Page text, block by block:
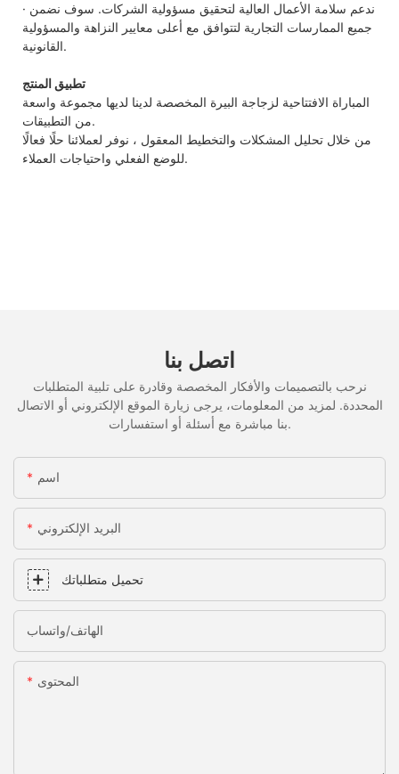
· ندعم سلامة الأعمال العالية لتحقيق مسؤولية الشركات. سوف نضمن
جميع الممارسات التجارية لتتوافق مع أعلى معايير النزاهة والمسؤولية
القانونية.
تطبيق المنتج
المباراة الافتتاحية لزجاجة البيرة المخصصة لدينا لديها مجموعة واسعة
من التطبيقات.
من خلال تحليل المشكلات والتخطيط المعقول ، نوفر لعملائنا حلًا فعالًا
للوضع الفعلي واحتياجات العملاء.
اتصل بنا
نرحب بالتصميمات والأفكار المخصصة وقادرة على تلبية المتطلبات
المحددة. لمزيد من المعلومات، يرجى زيارة الموقع الإلكتروني أو الاتصال
بنا مباشرة مع أسئلة أو استفسارات.
اسم
البريد الإلكتروني
تحميل متطلباتك
الهاتف/واتساب
المحتوى